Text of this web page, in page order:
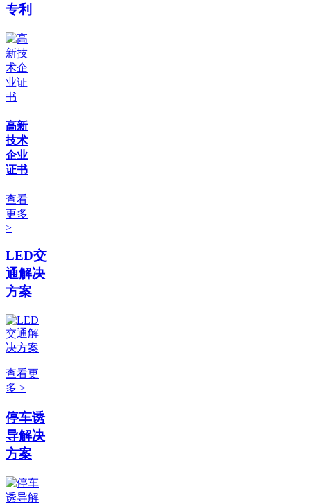
专利
高新
技术
企业
证书
查看
更多
>
LED交
通解决
方案
查看更
多 >
停车诱
导解决
方案